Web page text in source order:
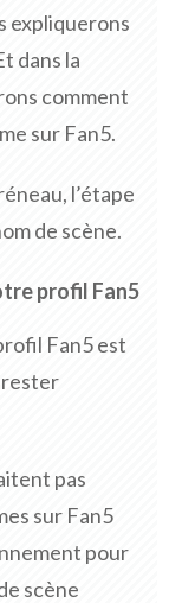
expliquerons
dans la
comment
sur Fan5.
l’étape
de scène.
profil Fan5
Fan5 est
rester
pas
sur Fan5
pour
scène